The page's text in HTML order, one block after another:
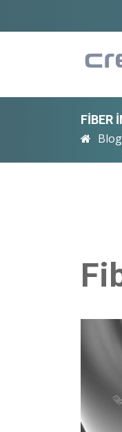
FIBER
Blog